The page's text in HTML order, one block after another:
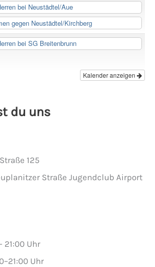
bei Neustädtel/Aue
gegen Neustädtel/Kirchberg
bei SG Breitenbrunn
Kalender anzeigen
du uns
125
Straße Jugendclub Airport
21:00 Uhr
Uhr